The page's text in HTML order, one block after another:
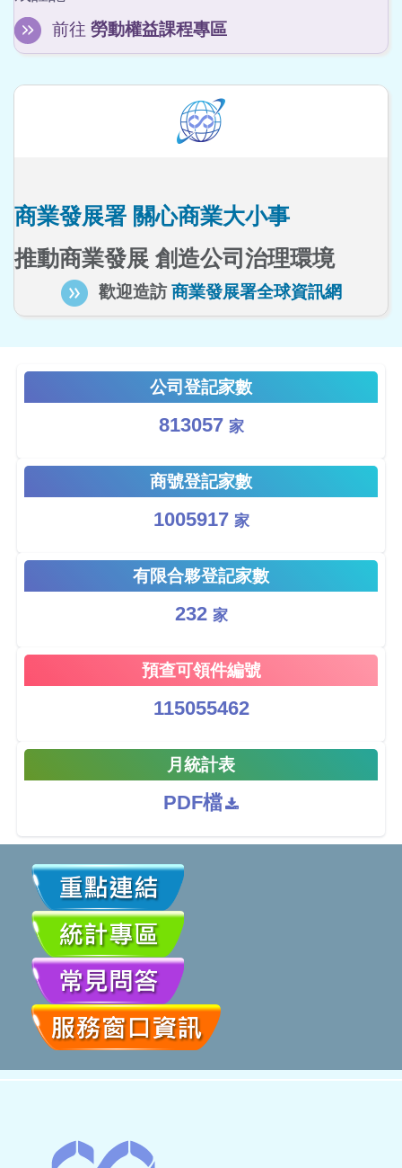
前往 勞動權益課程專區
商業發展署 關心商業大小事
推動商業發展 創造公司治理環境
歡迎造訪 商業發展署全球資訊網
公司登記家數
813057 家
商號登記家數
1005917 家
有限合夥登記家數
232 家
預查可領件編號
115055462
月統計表
PDF檔